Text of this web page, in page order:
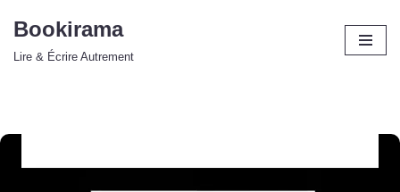
Bookirama
Lire & Écrire Autrement